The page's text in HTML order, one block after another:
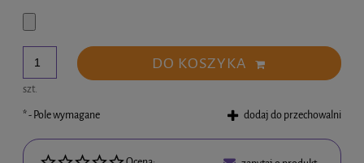
szt.
DO KOSZYKA
dodaj do przechowalni
*- Pole wymagane